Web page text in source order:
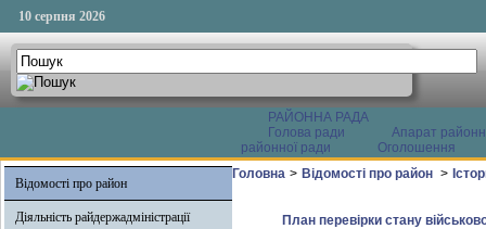
10 серпня 2026
РАЙОННА РАДА
Голова ради
Апарат
районної ради
Оголошення
Відомості про район
Діяльність райдержадміністрації
Головна > Відомості про район >
План перевірки стану